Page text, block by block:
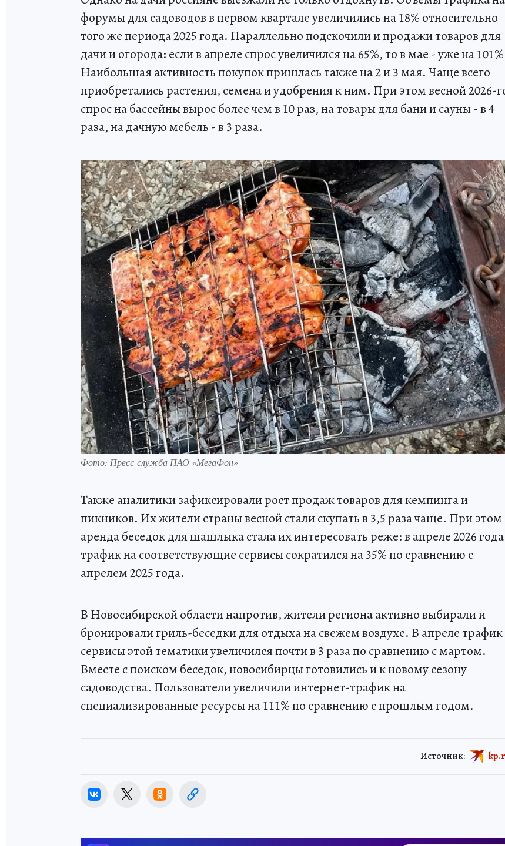
форумы для садоводов в первом квартале увеличились на 18% относительно
того же периода 2025 года. Параллельно подскочили и продажи товаров для
дачи и огорода: если в апреле спрос увеличился на 65%, то в мае - уже на
Наибольшая активность покупок пришлась также на 2 и 3 мая. Чаще всего
приобретались растения, семена и удобрения к ним. При этом весной 2026-
спрос на бассейны вырос более чем в 10 раз, на товары для бани и сауны - в 4
раза, на дачную мебель - в 3 раза.
Фото: Пресс-служба ПАО «МегаФон»
Также аналитики зафиксировали рост продаж товаров для кемпинга и
пикников. Их жители страны весной стали скупать в 3,5 раза чаще. При этом
аренда беседок для шашлыка стала их интересовать реже: в апреле 2026 года
трафик на соответствующие сервисы сократился на 35% по сравнению с
апрелем 2025 года.
В Новосибирской области напротив, жители региона активно выбирали и
бронировали гриль-беседки для отдыха на свежем воздухе. В апреле
сервисы этой тематики увеличился почти в 3 раза по сравнению с мартом.
Вместе с поиском беседок, новосибирцы готовились и к новому сезону
садоводства. Пользователи увеличили интернет-трафик на
специализированные ресурсы на 111% по сравнению с прошлым годом.
Источник: